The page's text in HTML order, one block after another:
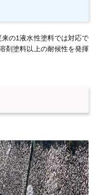
の1液水性塗料では対応で
剤塗料以上の耐候性を発揮